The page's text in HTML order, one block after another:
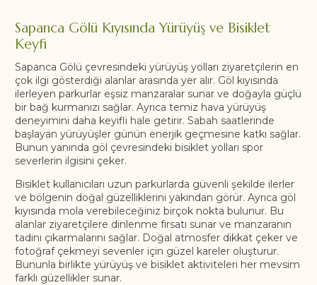
Sapanca Gölü Kıyısında Yürüyüş ve Bisiklet
Keyfi
Sapanca Gölü çevresindeki yürüyüş yolları ziyaretçilerin en
çok ilgi gösterdiği alanlar arasında yer alır. Göl kıyısında
ilerleyen parkurlar eşsiz manzaralar sunar ve doğayla güçlü
bir bağ kurmanızı sağlar. Ayrıca temiz hava yürüyüş
deneyimini daha keyifli hale getirir. Sabah saatlerinde
başlayan yürüyüşler günün enerjik geçmesine katkı sağlar.
Bunun yanında göl çevresindeki bisiklet yolları spor
severlerin ilgisini çeker.
Bisiklet kullanıcıları uzun parkurlarda güvenli şekilde ilerler
ve bölgenin doğal güzelliklerini yakından görür. Ayrıca göl
kıyısında mola verebileceğiniz birçok nokta bulunur. Bu
alanlar ziyaretçilere dinlenme fırsatı sunar ve manzaranın
tadını çıkarmalarını sağlar. Doğal atmosfer dikkat çeker ve
fotoğraf çekmeyi sevenler için güzel kareler oluşturur.
Bununla birlikte yürüyüş ve bisiklet aktiviteleri her mevsim
farklı güzellikler sunar.